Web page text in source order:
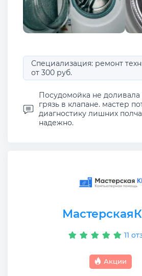
Специализация: ремонт
от 300 руб.
Посудомойка не доливала
грязь в клапане. мастер
диагностику лишних
надежно.
11
Акции